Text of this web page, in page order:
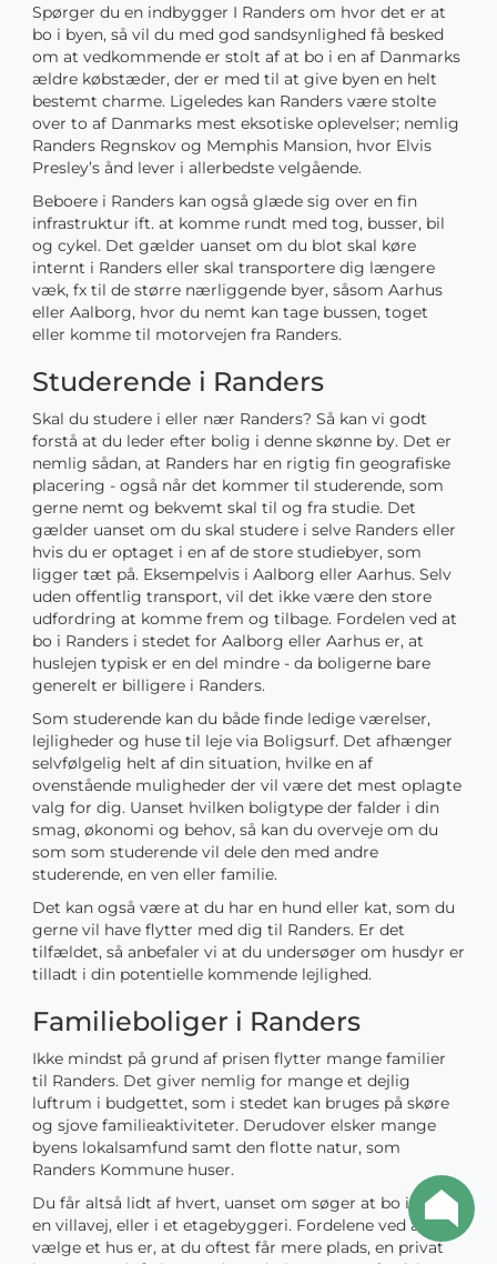
Spørger du en indbygger I Randers om hvor det er at
bo i byen, så vil du med god sandsynlighed få besked
om at vedkommende er stolt af at bo i en af Danmarks
ældre købstæder, der er med til at give byen en helt
bestemt charme. Ligeledes kan Randers være stolte
over to af Danmarks mest eksotiske oplevelser; nemlig
Randers Regnskov og Memphis Mansion, hvor Elvis
Presley’s ånd lever i allerbedste velgående.
Beboere i Randers kan også glæde sig over en fin
infrastruktur ift. at komme rundt med tog, busser, bil
og cykel. Det gælder uanset om du blot skal køre
internt i Randers eller skal transportere dig længere
væk, fx til de større nærliggende byer, såsom Aarhus
eller Aalborg, hvor du nemt kan tage bussen, toget
eller komme til motorvejen fra Randers.
Studerende i Randers
Skal du studere i eller nær Randers? Så kan vi godt
forstå at du leder efter bolig i denne skønne by. Det er
nemlig sådan, at Randers har en rigtig fin geografiske
placering - også når det kommer til studerende, som
gerne nemt og bekvemt skal til og fra studie. Det
gælder uanset om du skal studere i selve Randers eller
hvis du er optaget i en af de store studiebyer, som
ligger tæt på. Eksempelvis i Aalborg eller Aarhus. Selv
uden offentlig transport, vil det ikke være den store
udfordring at komme frem og tilbage. Fordelen ved at
bo i Randers i stedet for Aalborg eller Aarhus er, at
huslejen typisk er en del mindre - da boligerne bare
generelt er billigere i Randers.
Som studerende kan du både finde ledige værelser,
lejligheder og huse til leje via Boligsurf. Det afhænger
selvfølgelig helt af din situation, hvilke en af
ovenstående muligheder der vil være det mest oplagte
valg for dig. Uanset hvilken boligtype der falder i din
smag, økonomi og behov, så kan du overveje om du
som som studerende vil dele den med andre
studerende, en ven eller familie.
Det kan også være at du har en hund eller kat, som du
gerne vil have flytter med dig til Randers. Er det
tilfældet, så anbefaler vi at du undersøger om husdyr er
tilladt i din potentielle kommende lejlighed.
Familieboliger i Randers
Ikke mindst på grund af prisen flytter mange familier
til Randers. Det giver nemlig for mange et dejlig
luftrum i budgettet, som i stedet kan bruges på skøre
og sjove familieaktiviteter. Derudover elsker mange
byens lokalsamfund samt den flotte natur, som
Randers Kommune huser.
Du får altså lidt af hvert, uanset om søger at bo i hus på
en villavej, eller i et etagebyggeri. Fordelene ved at
vælge et hus er, at du oftest får mere plads, en privat